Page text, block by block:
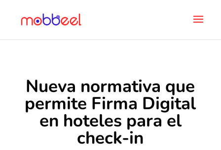
Nueva normativa que
permite Firma Digital
en hoteles para el
check-in